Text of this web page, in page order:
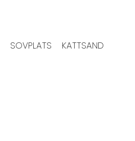
SOVPLATS
KATTSAND